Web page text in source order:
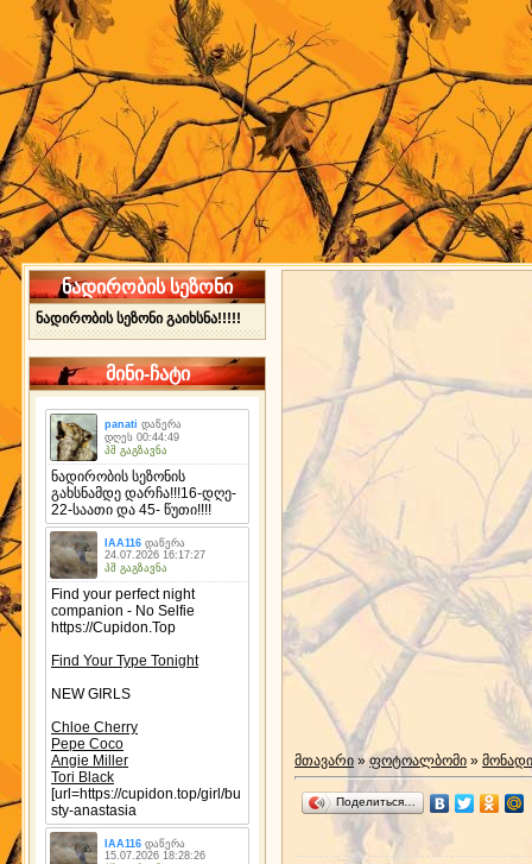
ნადირობის სეზონი
ნადირობის სეზონი გაიხსნა!!!!!
მინი-ჩატი
მთავარი »ფოტოალბომი »
Поделиться…